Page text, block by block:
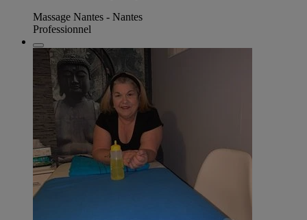
Massage Nantes - Nantes
Professionnel